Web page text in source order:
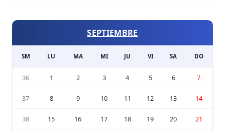
SEPTIEMBRE
SM LU MA MI JU VI SA DO
36 1 2 3 4 5 6 7
37 8 9 10 11 12 13 14
38 15 16 17 18 19 20 21